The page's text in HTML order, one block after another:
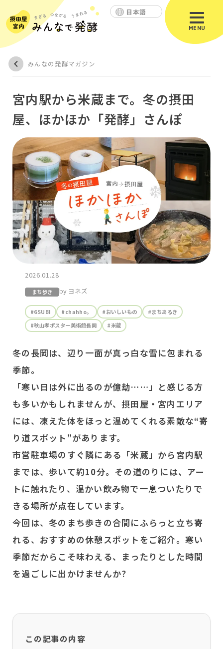
日本語
MENU
みんなの発酵マガジン
宮内駅から米蔵まで。冬の摂田
屋、ほかほか「発酵」さんぽ
まち歩き by ヨネズ
2026.01.28
#6SUBI #chahho。 #おいしいもの
#まちあるき
#秋山孝ポスター美術館長岡
#米蔵
冬の長岡は、辺り一面が真っ白な雪に包まれる
季節。
「寒い日は外に出るのが億劫……」と感じる方
も多いかもしれませんが、摂田屋・宮内エリア
には、凍えた体をほっと温めてくれる素敵な“寄
り道スポット”があります。
市営駐車場のすぐ隣にある「米蔵」から宮内駅
までは、歩いて約10分。その道のりには、アー
トに触れたり、温かい飲み物で一息ついたりで
きる場所が点在しています。
今回は、冬のまち歩きの合間にふらっと立ち寄
れる、おすすめの休憩スポットをご紹介。寒い
季節だからこそ味わえる、まったりとした時間
を過ごしに出かけませんか?
この記事の内容